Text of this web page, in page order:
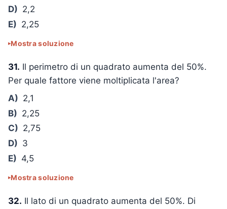
D) 2,2
E) 2,25
Mostra soluzione
31. Il perimetro di un quadrato aumenta del 50%.
Per quale fattore viene moltiplicata l'area?
A) 2,1
B) 2,25
C) 2,75
D) 3
E) 4,5
Mostra soluzione
32. Il lato di un quadrato aumenta del 50%. Di